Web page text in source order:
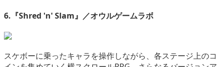
6.『Shred 'n' Slam』／オウルゲームラボ
スケボーに乗ったキャラを操作しながら、各ステージ上のコ